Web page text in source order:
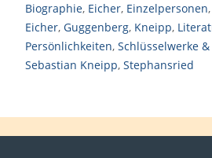
Biographie, Eicher, Einzelpersonen,
Eicher, Guggenberg, Kneipp,
Persönlichkeiten, Schlüsselwerke
Sebastian Kneipp, Stephansried